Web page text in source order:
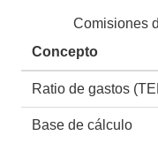
Comisiones
Concepto
Ratio de gastos
Base de cálculo